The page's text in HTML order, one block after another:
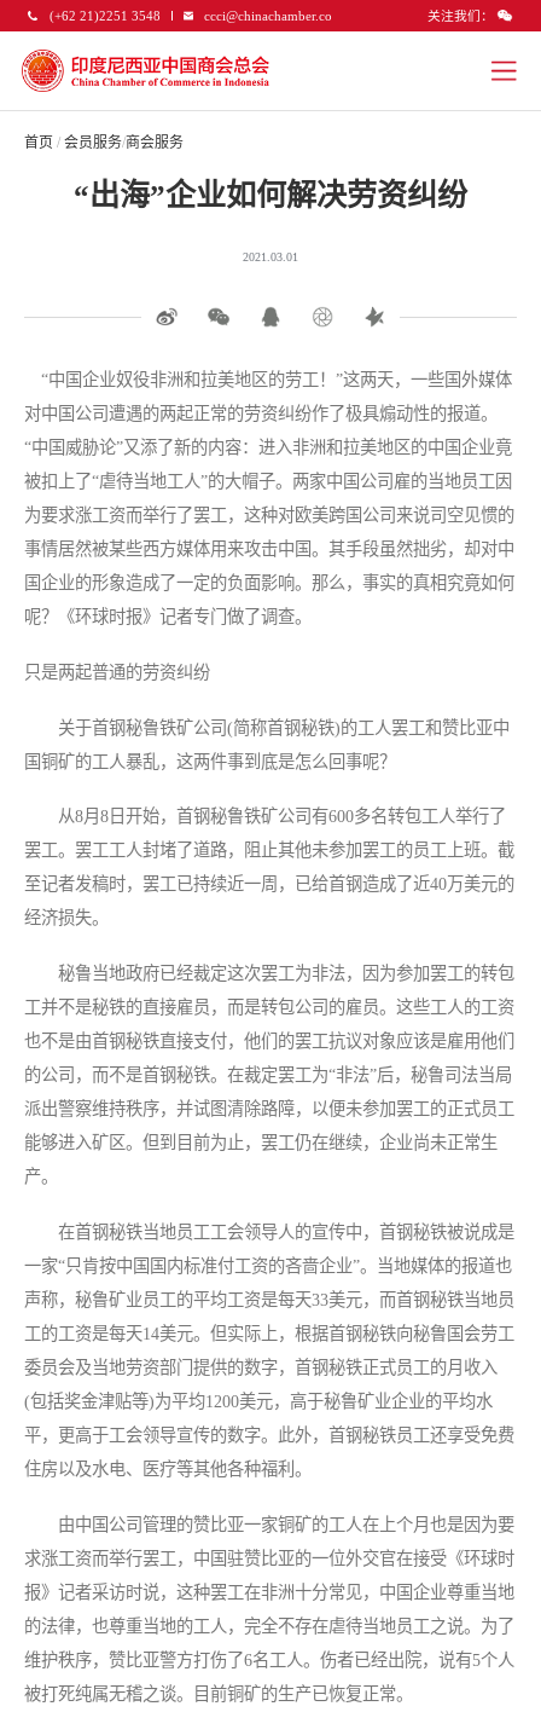
(+62 21)2251 3548 ccci@chinachamber.co 关注我们：
首页 / 会员服务/商会服务
“出海”企业如何解决劳资纠纷
2021.03.01
“中国企业奴役非洲和拉美地区的劳工！”这两天，一些国外媒体
对中国公司遭遇的两起正常的劳资纠纷作了极具煽动性的报道。
“中国威胁论”又添了新的内容：进入非洲和拉美地区的中国企业竟
被扣上了“虐待当地工人”的大帽子。两家中国公司雇的当地员工因
为要求涨工资而举行了罢工，这种对欧美跨国公司来说司空见惯的
事情居然被某些西方媒体用来攻击中国。其手段虽然拙劣，却对中
国企业的形象造成了一定的负面影响。那么，事实的真相究竟如何
呢？《环球时报》记者专门做了调查。
只是两起普通的劳资纠纷
关于首钢秘鲁铁矿公司(简称首钢秘铁)的工人罢工和赞比亚中
国铜矿的工人暴乱，这两件事到底是怎么回事呢？
从8月8日开始，首钢秘鲁铁矿公司有600多名转包工人举行了
罢工。罢工工人封堵了道路，阻止其他未参加罢工的员工上班。截
至记者发稿时，罢工已持续近一周，已给首钢造成了近40万美元的
经济损失。
秘鲁当地政府已经裁定这次罢工为非法，因为参加罢工的转包
工并不是秘铁的直接雇员，而是转包公司的雇员。这些工人的工资
也不是由首钢秘铁直接支付，他们的罢工抗议对象应该是雇用他们
的公司，而不是首钢秘铁。在裁定罢工为“非法”后，秘鲁司法当局
派出警察维持秩序，并试图清除路障，以便未参加罢工的正式员工
能够进入矿区。但到目前为止，罢工仍在继续，企业尚未正常生
产。
在首钢秘铁当地员工工会领导人的宣传中，首钢秘铁被说成是
一家“只肯按中国国内标准付工资的吝啬企业”。当地媒体的报道也
声称，秘鲁矿业员工的平均工资是每天33美元，而首钢秘铁当地员
工的工资是每天14美元。但实际上，根据首钢秘铁向秘鲁国会劳工
委员会及当地劳资部门提供的数字，首钢秘铁正式员工的月收入
(包括奖金津贴等)为平均1200美元，高于秘鲁矿业企业的平均水
平，更高于工会领导宣传的数字。此外，首钢秘铁员工还享受免费
住房以及水电、医疗等其他各种福利。
由中国公司管理的赞比亚一家铜矿的工人在上个月也是因为要
求涨工资而举行罢工，中国驻赞比亚的一位外交官在接受《环球时
报》记者采访时说，这种罢工在非洲十分常见，中国企业尊重当地
的法律，也尊重当地的工人，完全不存在虐待当地员工之说。为了
维护秩序，赞比亚警方打伤了6名工人。伤者已经出院，说有5个人
被打死纯属无稽之谈。目前铜矿的生产已恢复正常。